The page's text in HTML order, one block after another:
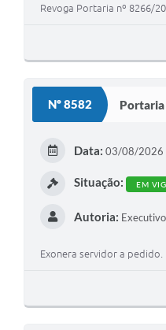
Revoga Portaria nº 8266/
Nº 8582 Portaria
Data: 03/08/2026
Situação: EM
Autoria: Executivo
Exonera servidor a pedido.